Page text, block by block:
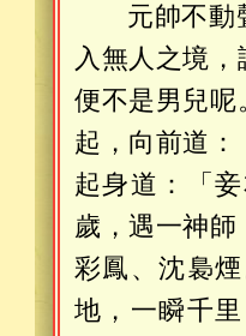
元帥不動
入無人之境
便不是男兒呢
起，向前道
起身道：「
歲，遇一神
彩鳳、沈裊
地，一瞬千